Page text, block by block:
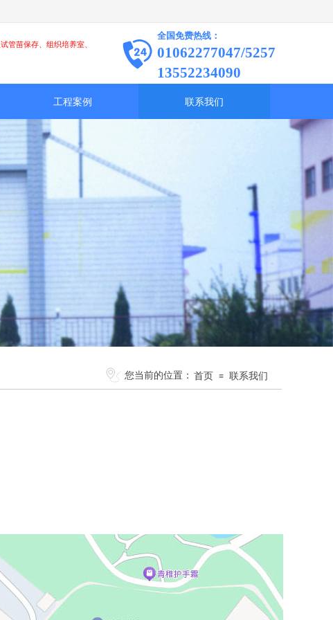
管苗保存、组织培养室、
全国免费热线：
01062277047/5257
13552234090
工程案例 联系我们
您当前的位置： 首页 ≡ 联系我们